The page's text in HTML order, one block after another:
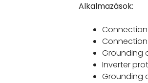
Alkalmazások:
Grounding
Inverter
Grounding